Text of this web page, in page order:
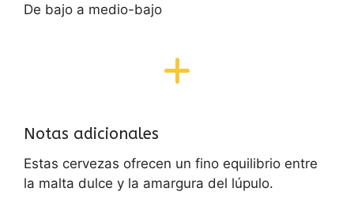
De bajo a medio-bajo
Notas adicionales
Estas cervezas ofrecen un fino equilibrio entre
la malta dulce y la amargura del lúpulo.